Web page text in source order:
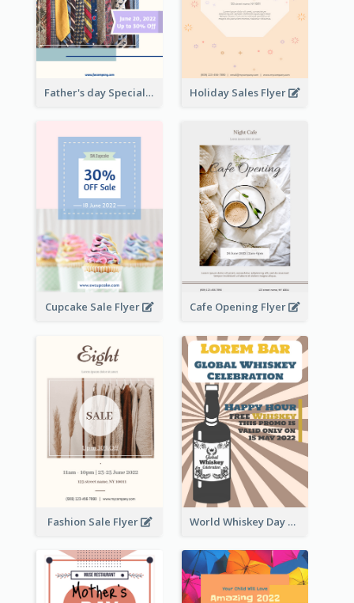
Father's day Special Sale Flyer Holiday Sales Flyer
Cupcake Sale Flyer Cafe Opening Flyer
Fashion Sale Flyer World Whiskey Day Promotion Flyer